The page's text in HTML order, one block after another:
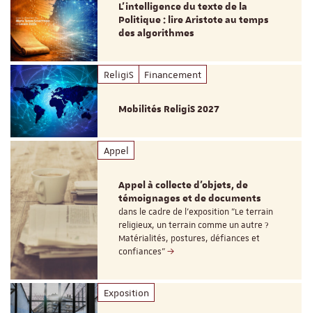
L’intelligence du texte de la
Politique : lire Aristote au temps
des algorithmes
ReligiS Financement
Mobilités ReligiS 2027
Appel
Appel à collecte d'objets, de
témoignages et de documents
dans le cadre de l'exposition "Le terrain
religieux, un terrain comme un autre ?
Matérialités, postures, défiances et
confiances"
Exposition